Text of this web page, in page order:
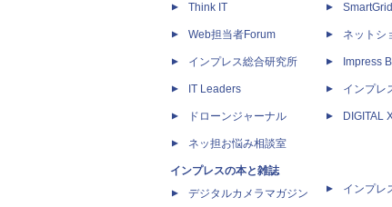
Think IT
Web担当者Forum
インプレス総合研究所
IT Leaders
ドローンジャーナル
ネッ担お悩み相談室
インプレスの本と雑誌
デジタルカメラマガジン
ネットシ
Impress
インプレ
DIGITAL
インプレ